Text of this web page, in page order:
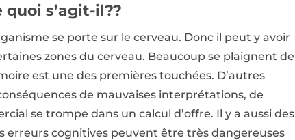
quoi s’agit-il??
se porte sur le cerveau. Donc il peut y avoir
zones du cerveau. Beaucoup se plaignent de
est une des premières touchées. D’autres
de mauvaises interprétations, de
se trompe dans un calcul d’offre. Il y a aussi des
erreurs cognitives peuvent être très dangereuses